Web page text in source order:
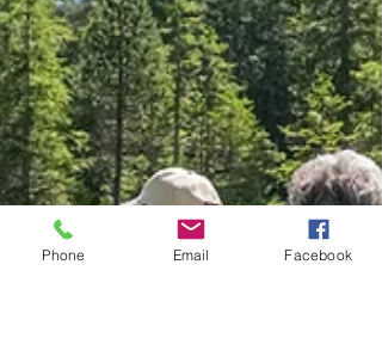
Phone Email Facebook